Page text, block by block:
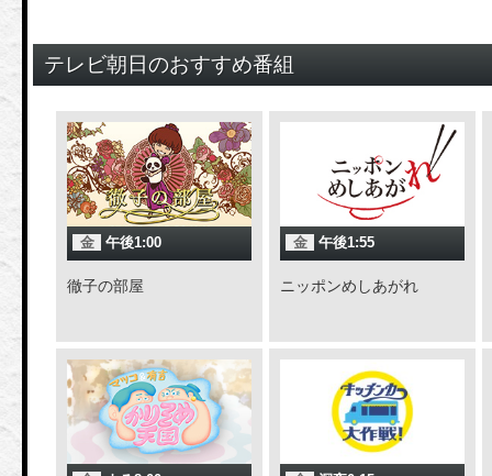
テレビ朝日のおすすめ番組
金 午後1:00
徹子の部屋
金 午後1:55
ニッポンめしあがれ